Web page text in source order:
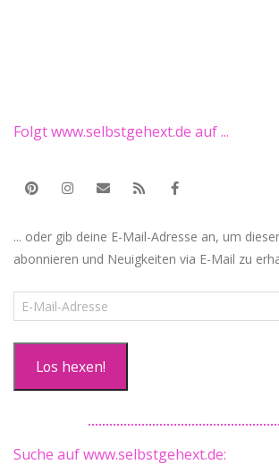
Folgt www.selbstgehext.de auf ...
... oder gib deine E-Mail-Adresse an, um
abonnieren und Neuigkeiten via E-Mail zu
E-
Mail-
Los hexen!
Suche auf www.selbstgehext.de: